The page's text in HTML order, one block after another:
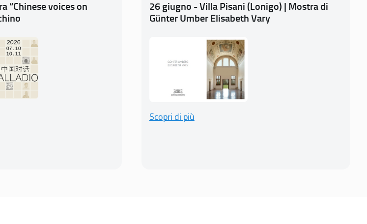
“Chinese voices on
26 giugno - Villa Pisani (Lonigo) | Mostra di
Günter Umber Elisabeth Vary
Scopri di più